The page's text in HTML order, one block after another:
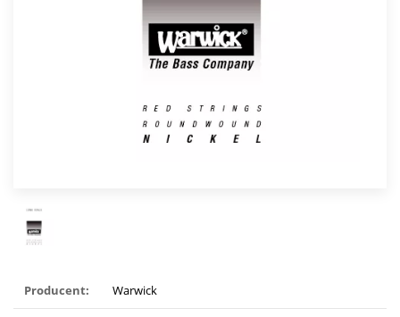
Producent: Warwick